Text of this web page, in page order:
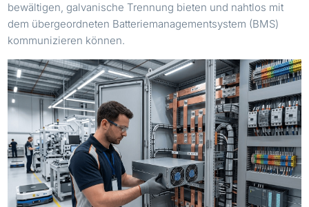
bewältigen, galvanische Trennung bieten und nahtlos mit
dem übergeordneten Batteriemanagementsystem (BMS)
kommunizieren können.